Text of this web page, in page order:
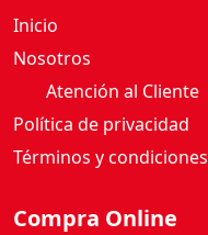
Inicio
Nosotros
Atención al Cliente
Política de privacidad
Términos y condiciones
Compra Online